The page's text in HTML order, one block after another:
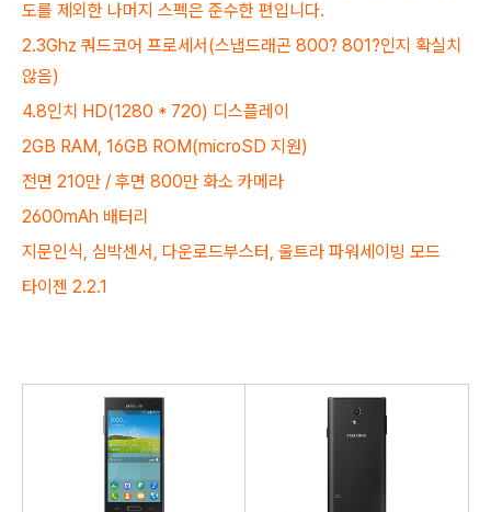
도를 제외한 나머지 스펙은 준수한 편입니다.
2.3Ghz 쿼드코어 프로세서(스냅드래곤 800? 801?인지 확실치
않음)
4.8인치 HD(1280 * 720) 디스플레이
2GB RAM, 16GB ROM(microSD 지원)
전면 210만 / 후면 800만 화소 카메라
2600mAh 배터리
지문인식, 심박센서, 다운로드부스터, 울트라 파워세이빙 모드
타이젠 2.2.1